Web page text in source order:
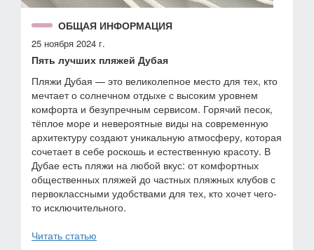
ОБЩАЯ ИНФОРМАЦИЯ
25 ноября 2024 г.
Пять лучших пляжей Дубая
Пляжи Дубая — это великолепное место для тех, кто
мечтает о солнечном отдыхе с высоким уровнем
комфорта и безупречным сервисом. Горячий песок,
тёплое море и невероятные виды на современную
архитектуру создают уникальную атмосферу, которая
сочетает в себе роскошь и естественную красоту. В
Дубае есть пляжи на любой вкус: от комфортных
общественных пляжей до частных пляжных клубов с
первоклассными удобствами для тех, кто хочет чего-
то исключительного.
Читать статью